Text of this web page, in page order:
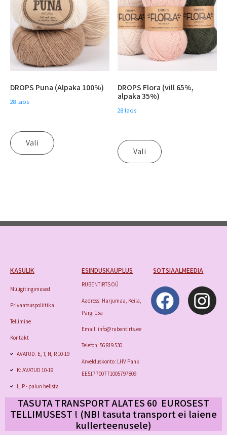
DROPS Puna (Alpaka 100%)
28 laos
Vali
DROPS Flora (vill 65%,
alpaka 35%)
28 laos
Vali
KASULIK
Müügitingimused
Privaatsuspoliitika
Tellimine
Kontakt
AVATUD: E, T, N, R 10-19
K: AVATUD 10-19
L, P - palun helista
ESINDUSKAUPLUS
RUBENTIRTS OÜ
Aadress: Harjumaa, Keila,
Pargi 15a
Email: info@rubentirts.ee
Telefon: 56 819 530
Arvelduskonto: LHV Pank
EE517700771005797809
SOTSIAALMEEDIA
TASUTA TRANSPORT ALATES 60 EUROSEST
TELLIMUSEST ! (NB! tasuta transportei laiene
kullerteenusele)